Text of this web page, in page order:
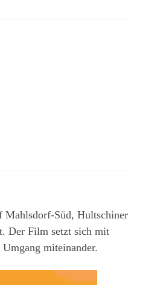
Mahlsdorf-Süd, Hultschiner
Der Film setzt sich mit
miteinander.